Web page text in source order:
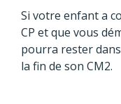
Si votre enfant a
CP et que vous
pourra rester
la fin de son CM2.